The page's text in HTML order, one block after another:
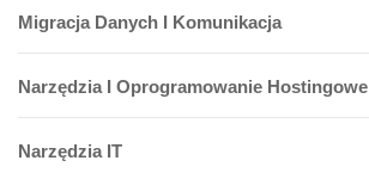
Migracja Danych I Komunikacja
Narzędzia I Oprogramowanie Hostingowe
Narzędzia IT